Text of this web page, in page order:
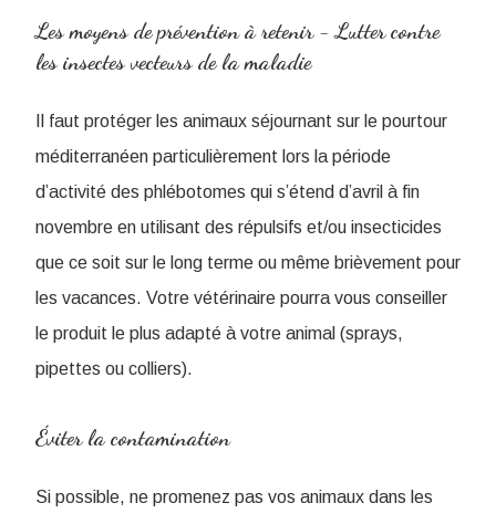
Les moyens de prévention à retenir - Lutter contre
les insectes vecteurs de la maladie
Il faut protéger les animaux séjournant sur le pourtour
méditerranéen particulièrement lors la période
d’activité des phlébotomes qui s’étend d’avril à fin
novembre en utilisant des répulsifs et/ou insecticides
que ce soit sur le long terme ou même brièvement pour
les vacances. Votre vétérinaire pourra vous conseiller
le produit le plus adapté à votre animal (sprays,
pipettes ou colliers).
Éviter la contamination
Si possible, ne promenez pas vos animaux dans les